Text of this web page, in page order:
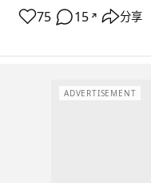
75 15 ↗ 分享
ADVERTISEMENT